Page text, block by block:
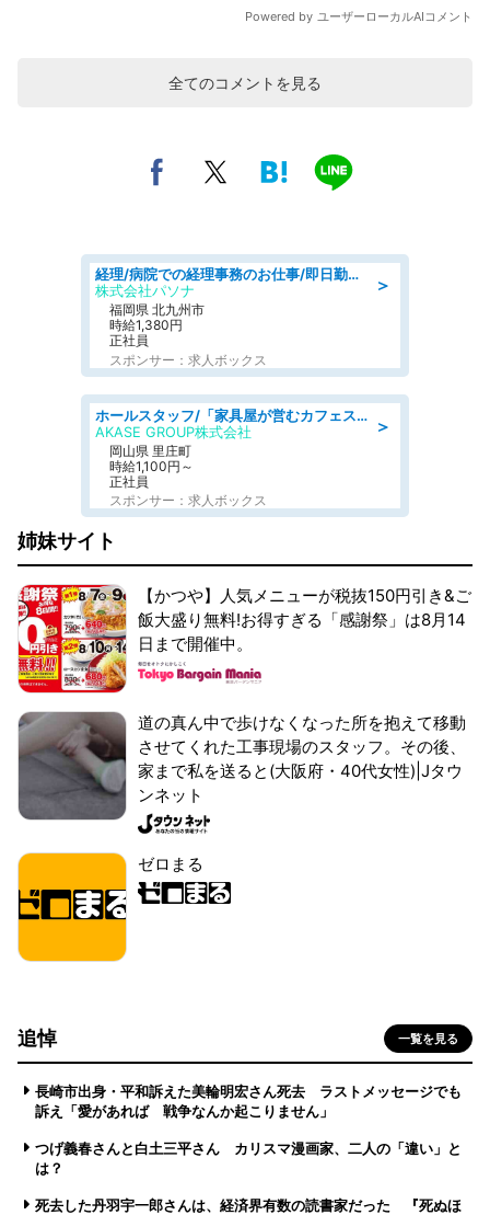
全てのコメントを見る
＞
経理/病院での経理事務のお仕事/即日勤務可/車通勤可/経理/一般事務
株式会社パソナ
福岡県 北九州市
時給1,380円
正社員
スポンサー：求人ボックス
＞
ホールスタッフ/「家具屋が営むカフェスタッフ!」週2日～OK!嬉しいまかない付き/岡山県/浅口郡里庄町
AKASE GROUP株式会社
岡山県 里庄町
時給1,100円～
正社員
スポンサー：求人ボックス
姉妹サイト
【かつや】人気メニューが税抜150円引き&ご
飯大盛り無料!お得すぎる「感謝祭」は8月14
日まで開催中。
道の真ん中で歩けなくなった所を抱えて移動
させてくれた工事現場のスタッフ。その後、
家まで私を送ると(大阪府・40代女性)|Jタウ
ンネット
ゼロまる
追悼 一覧を見る
長崎市出身・平和訴えた美輪明宏さん死去 ラストメッセージでも
訴え「愛があれば 戦争なんか起こりません」
つげ義春さんと白土三平さん カリスマ漫画家、二人の「違い」と
は？
死去した丹羽宇一郎さんは、経済界有数の読書家だった 『死ぬほ